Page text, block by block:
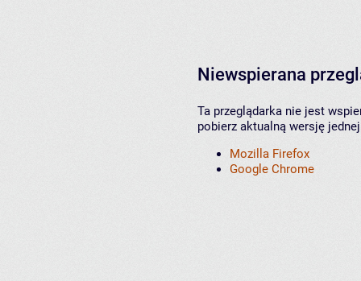
Niewspierana
Ta przeglądarka nie jest
pobierz aktualną wersję
Mozilla Firefox
Google Chrome